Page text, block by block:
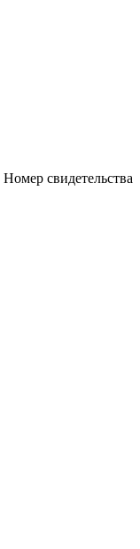
Номер свидетельства